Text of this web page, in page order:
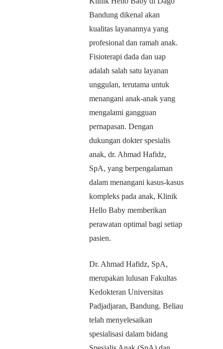
Bandung dikenal akan
kualitas layanannya yang
profesional dan ramah anak.
Fisioterapi dada dan uap
adalah salah satu layanan
unggulan, terutama untuk
menangani anak-anak yang
mengalami gangguan
pernapasan. Dengan
dukungan dokter spesialis
anak, dr. Ahmad Hafidz,
SpA, yang berpengalaman
dalam menangani kasus-kasus
kompleks pada anak, Klinik
Hello Baby memberikan
perawatan optimal bagi setiap
pasien.
Dr. Ahmad Hafidz, SpA,
merupakan lulusan Fakultas
Kedokteran Universitas
Padjadjaran, Bandung. Beliau
telah menyelesaikan
spesialisasi dalam bidang